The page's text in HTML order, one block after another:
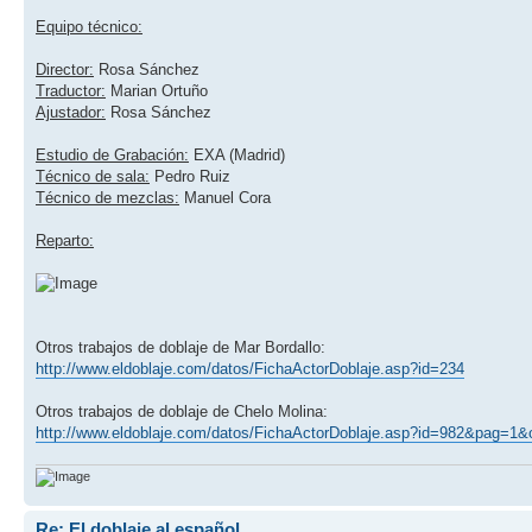
Equipo técnico:
Director: Rosa Sánchez
Traductor: Marian Ortuño
Ajustador: Rosa Sánchez
Estudio de Grabación: EXA (Madrid)
Técnico de sala: Pedro Ruiz
Técnico de mezclas: Manuel Cora
Reparto:
Otros trabajos de doblaje de Mar Bordallo:
http://www.eldoblaje.com/datos/FichaActorDoblaje.asp?id=234
Otros trabajos de doblaje de Chelo Molina:
http://www.eldoblaje.com/datos/